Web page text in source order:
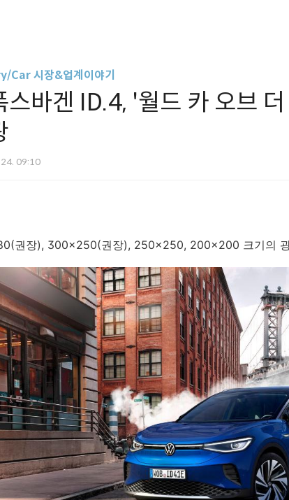
시장&업계이야기
스바겐 ID.4, '월드 카 오브
09:10
권장), 300x250(권장), 250x250, 200x200 크기의 광